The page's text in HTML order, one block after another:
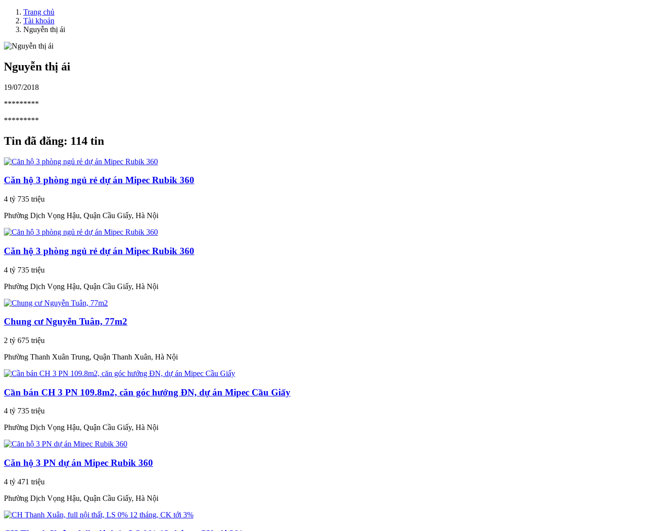
Trang chủ
Tài khoản
Nguyễn thị ái
Nguyễn thị ái
19/07/2018
*********
*********
Tin đã đăng: 114 tin
Căn hộ 3 phòng ngủ rẻ dự án Mipec Rubik 360
4 tỷ 735 triệu
Phường Dịch Vọng Hậu, Quận Cầu Giấy, Hà Nội
Căn hộ 3 phòng ngủ rẻ dự án Mipec Rubik 360
4 tỷ 735 triệu
Phường Dịch Vọng Hậu, Quận Cầu Giấy, Hà Nội
Chung cư Nguyễn Tuân, 77m2
2 tỷ 675 triệu
Phường Thanh Xuân Trung, Quận Thanh Xuân, Hà Nội
Cần bán CH 3 PN 109.8m2, căn góc hướng ĐN, dự án Mipec Cầu Giấy
4 tỷ 735 triệu
Phường Dịch Vọng Hậu, Quận Cầu Giấy, Hà Nội
Căn hộ 3 PN dự án Mipec Rubik 360
4 tỷ 471 triệu
Phường Dịch Vọng Hậu, Quận Cầu Giấy, Hà Nội